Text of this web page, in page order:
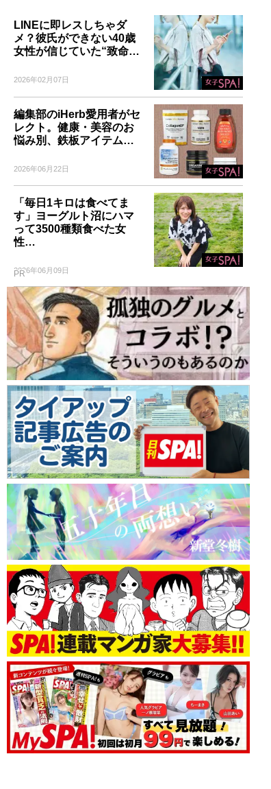
LINEに即レスしちゃダ
メ？彼氏ができない40歳
女性が信じていた“致命…
2026年02月07日
編集部のiHerb愛用者がセ
レクト。健康・美容のお
悩み別、鉄板アイテム…
2026年06月22日
「毎日1キロは食べてま
す」ヨーグルト沼にハマ
って3500種類食べた女
性…
2026年06月09日
PR